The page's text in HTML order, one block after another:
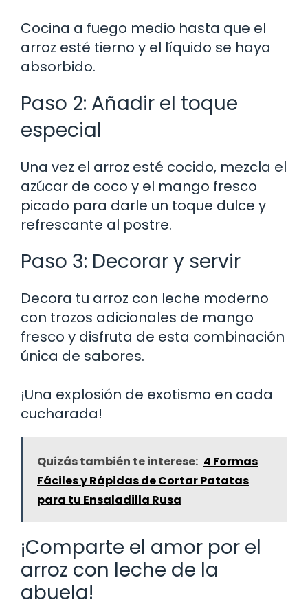
Cocina a fuego medio hasta que el
arroz esté tierno y el líquido se haya
absorbido.
Paso 2: Añadir el toque
especial
Una vez el arroz esté cocido, mezcla el
azúcar de coco y el mango fresco
picado para darle un toque dulce y
refrescante al postre.
Paso 3: Decorar y servir
Decora tu arroz con leche moderno
con trozos adicionales de mango
fresco y disfruta de esta combinación
única de sabores.
¡Una explosión de exotismo en cada
cucharada!
Quizás también te interese: 4 Formas
Fáciles y Rápidas de Cortar Patatas
para tu Ensaladilla Rusa
¡Comparte el amor por el
arroz con leche de la
abuela!